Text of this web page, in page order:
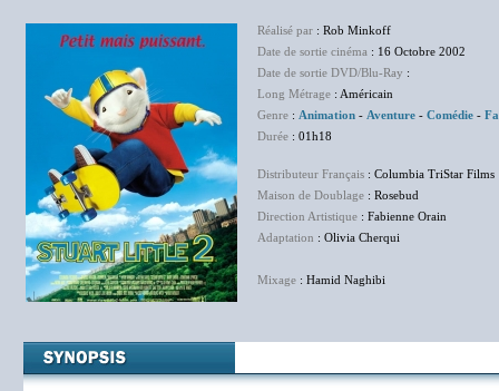
Réalisé par : Rob Minkoff
Date de sortie cinéma : 16 Octobre 2002
Date de sortie DVD/Blu-Ray :
Long Métrage : Américain
Genre : Animation - Aventure - Comédie -
Durée : 01h18
Distributeur Français : Columbia TriStar Films
Maison de Doublage : Rosebud
Direction Artistique : Fabienne Orain
Adaptation : Olivia Cherqui
Mixage : Hamid Naghibi